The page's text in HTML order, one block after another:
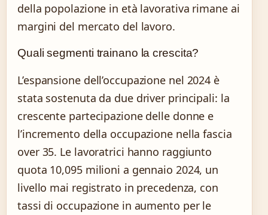
della popolazione in età lavorativa rimane ai
margini del mercato del lavoro.
Quali segmenti trainano la crescita?
L’espansione dell’occupazione nel 2024 è
stata sostenuta da due driver principali: la
crescente partecipazione delle donne e
l’incremento della occupazione nella fascia
over 35. Le lavoratrici hanno raggiunto
quota 10,095 milioni a gennaio 2024, un
livello mai registrato in precedenza, con
tassi di occupazione in aumento per le